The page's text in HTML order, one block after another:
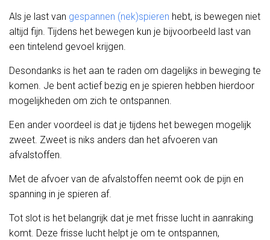
Als je last van gespannen (nek)spieren hebt, is bewegen niet
altijd fijn. Tijdens het bewegen kun je bijvoorbeeld last van
een tintelend gevoel krijgen.
Desondanks is het aan te raden om dagelijks in beweging te
komen. Je bent actief bezig en je spieren hebben hierdoor
mogelijkheden om zich te ontspannen.
Een ander voordeel is dat je tijdens het bewegen mogelijk
zweet. Zweet is niks anders dan het afvoeren van
afvalstoffen.
Met de afvoer van de afvalstoffen neemt ook de pijn en
spanning in je spieren af.
Tot slot is het belangrijk dat je met frisse lucht in aanraking
komt. Deze frisse lucht helpt je om te ontspannen,